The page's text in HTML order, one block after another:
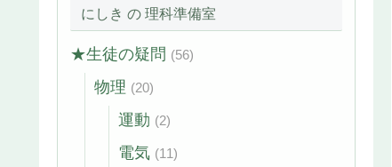
にしき の 理科準備室
★生徒の疑問 (56)
物理 (20)
運動 (2)
電気 (11)